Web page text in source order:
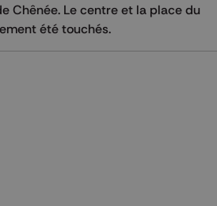
Chênée. Le centre et la place du
été touchés.